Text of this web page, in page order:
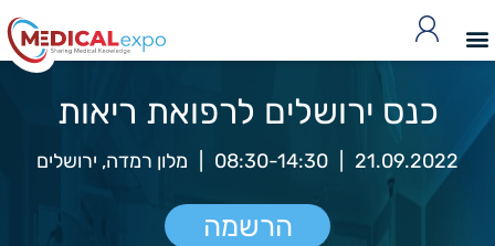
כנס ירושלים לרפואת ריאות
21.09.2022
08:30-14:30 מלון רמדה, ירושלים
הרשמה